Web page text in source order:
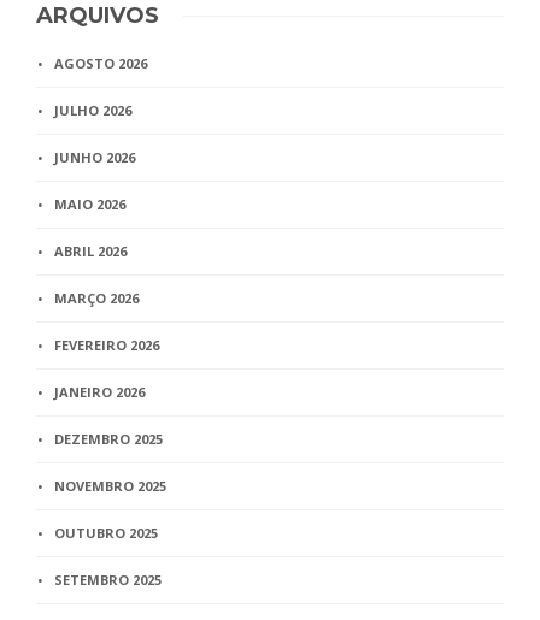
ARQUIVOS
AGOSTO 2026
JULHO 2026
JUNHO 2026
MAIO 2026
ABRIL 2026
MARÇO 2026
FEVEREIRO 2026
JANEIRO 2026
DEZEMBRO 2025
NOVEMBRO 2025
OUTUBRO 2025
SETEMBRO 2025